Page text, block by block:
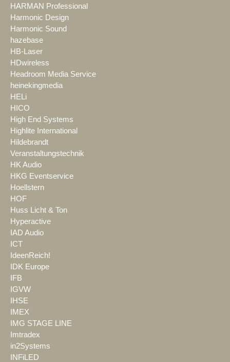
HARMAN Professional
Harmonic Design
Harmonic Sound
hazebase
HB-Laser
HDwireless
Headroom Media Service
heinekingmedia
HELi
HICO
High End Systems
Highlite International
Hildebrandt
Veranstaltungstechnik
HK Audio
HKG Eventservice
Hoellstern
HOF
Huss Licht & Ton
Hyperactive
IAD Audio
ICT
IdeenReich!
IDK Europe
IFB
IGVW
IHSE
IMEX
IMG STAGE LINE
Imtradex
in2Systems
INFiLED